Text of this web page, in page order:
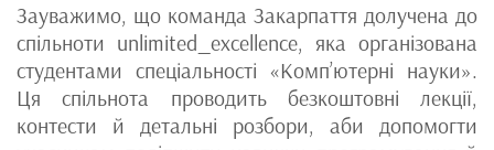
Зауважимо, що команда Закарпаття долучена до
спільноти unlimited_excellence, яка організована
студентами спеціальності «Комп’ютерні науки».
Ця спільнота проводить безкоштовні лекції,
контести й детальні розбори, аби допомогти